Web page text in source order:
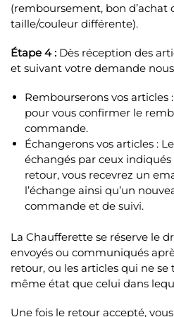
(remboursement, bon d’achat
taille/couleur différente).
Étape 4 : Dès réception des
et suivant votre demande
Rembourserons vos articles
pour vous confirmer le
commande.
Échangerons vos articles :
échangés par ceux
retour, vous recevrez un
l’échange ainsi qu’un
commande et de suivi.
La Chaufferette se réserve le
envoyés ou communiqués
retour, ou les articles qui ne
même état que celui dans
Une fois le retour accepté,